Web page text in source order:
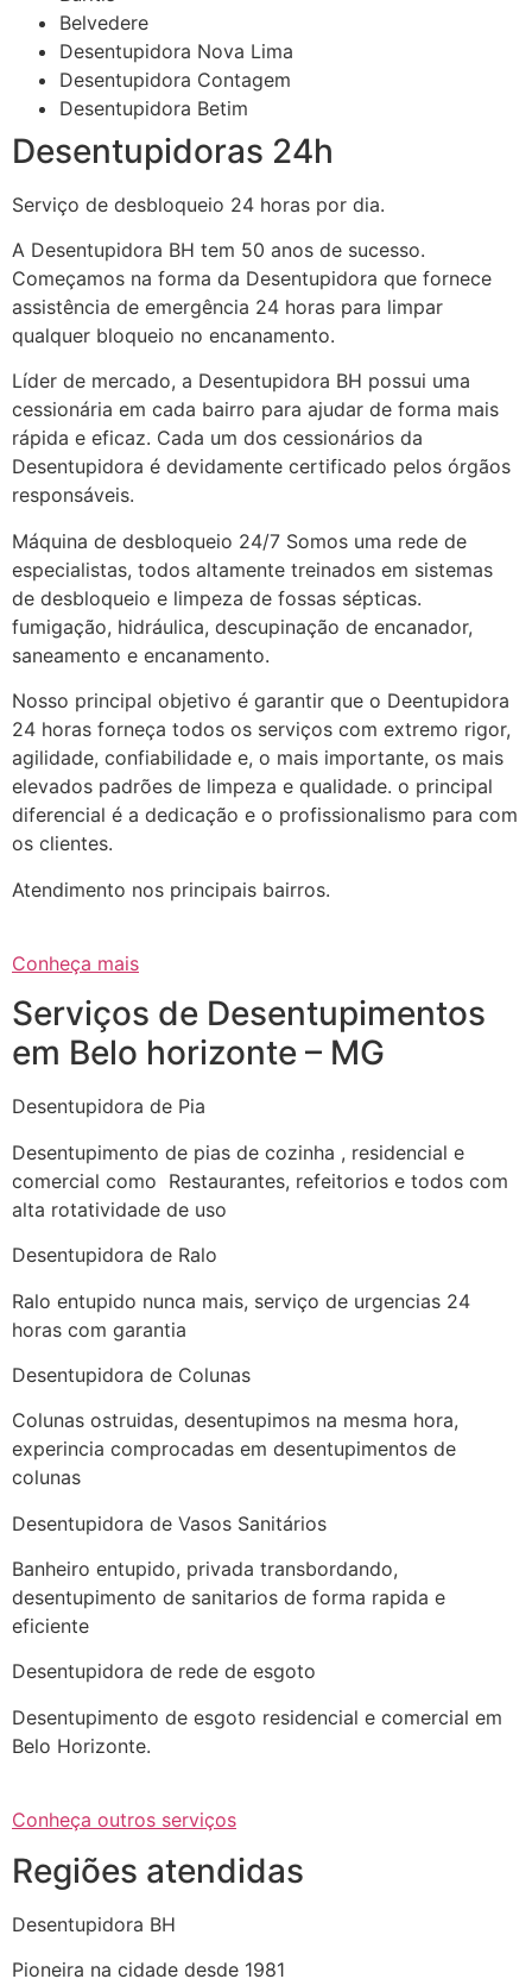
Belvedere
Desentupidora Nova Lima
Desentupidora Contagem
Desentupidora Betim
Desentupidoras 24h
Serviço de desbloqueio 24 horas por dia.
A Desentupidora BH tem 50 anos de sucesso.
Começamos na forma da Desentupidora que fornece
assistência de emergência 24 horas para limpar
qualquer bloqueio no encanamento.
Líder de mercado, a Desentupidora BH possui uma
cessionária em cada bairro para ajudar de forma mais
rápida e eficaz. Cada um dos cessionários da
Desentupidora é devidamente certificado pelos órgãos
responsáveis.
Máquina de desbloqueio 24/7 Somos uma rede de
especialistas, todos altamente treinados em sistemas
de desbloqueio e limpeza de fossas sépticas.
fumigação, hidráulica, descupinação de encanador,
saneamento e encanamento.
Nosso principal objetivo é garantir que o Deentupidora
24 horas forneça todos os serviços com extremo rigor,
agilidade, confiabilidade e, o mais importante, os mais
elevados padrões de limpeza e qualidade. o principal
diferencial é a dedicação e o profissionalismo para com
os clientes.
Atendimento nos principais bairros.
Conheça mais
Serviços de Desentupimentos
em Belo horizonte – MG
Desentupidora de Pia
Desentupimento de pias de cozinha , residencial e
comercial como Restaurantes, refeitorios e todos com
alta rotatividade de uso
Desentupidora de Ralo
Ralo entupido nunca mais, serviço de urgencias 24
horas com garantia
Desentupidora de Colunas
Colunas ostruidas, desentupimos na mesma hora,
experincia comprocadas em desentupimentos de
colunas
Desentupidora de Vasos Sanitários
Banheiro entupido, privada transbordando,
desentupimento de sanitarios de forma rapida e
eficiente
Desentupidora de rede de esgoto
Desentupimento de esgoto residencial e comercial em
Belo Horizonte.
Conheça outros serviços
Regiões atendidas
Desentupidora BH
Pioneira na cidade desde 1981